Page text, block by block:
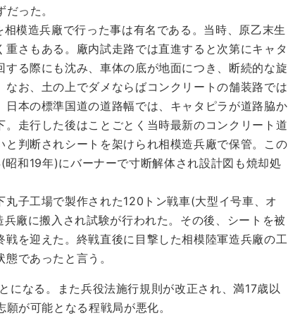
った。
模造兵廠で行った事は有名である。当時、原乙末生
さもある。廠内試走路では直進すると次第にキャタ
る際にも沈み、車体の底が地面につき、断続的な旋
お、土の上でダメならばコンクリートの舗装路では
本の標準国道の道路幅では、キャタピラが道路脇か
走行した後はことごとく当時最新のコンクリート道
判断されシートを架けられ相模造兵廠で保管。この
和19年)にバーナーで寸断解体され設計図も焼却処
子工場で製作された120トン戦車(大型イ号車、オ
廠に搬入され試験が行われた。その後、シートを被
を迎えた。終戦直後に目撃した相模陸軍造兵廠の工
であったと言う。
なる。また兵役法施行規則が改正され、満17歳以
が可能となる程戦局が悪化。